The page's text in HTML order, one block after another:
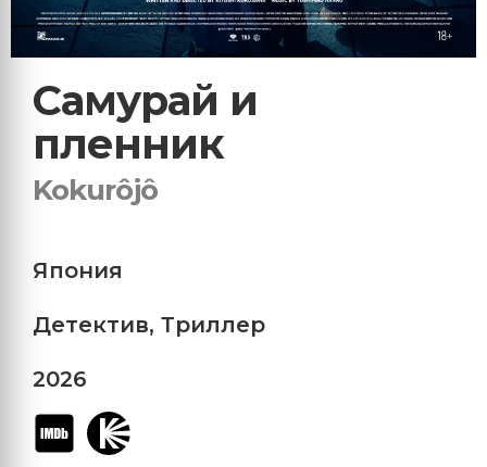
Самурай и
пленник
Kokurôjô
Япония
Детектив, Триллер
2026